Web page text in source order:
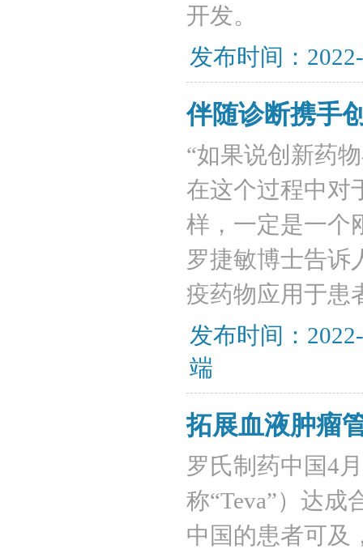
开发。
发布时间：
伴随诊断携手
“如果说创新药
在这个过程中对
样，一定是一个
罗捷敏博士告诉
疫药物应用于患
发布时间：
端
拓展血液肿瘤
罗氏制药中国4
称“Teva”）达
中国的患者可及